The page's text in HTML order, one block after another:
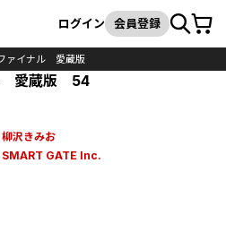
検索
ログイン 会員登録カート
ァイナル 愛蔵版
愛蔵版 54
柳沢きみお
SMART GATE Inc.